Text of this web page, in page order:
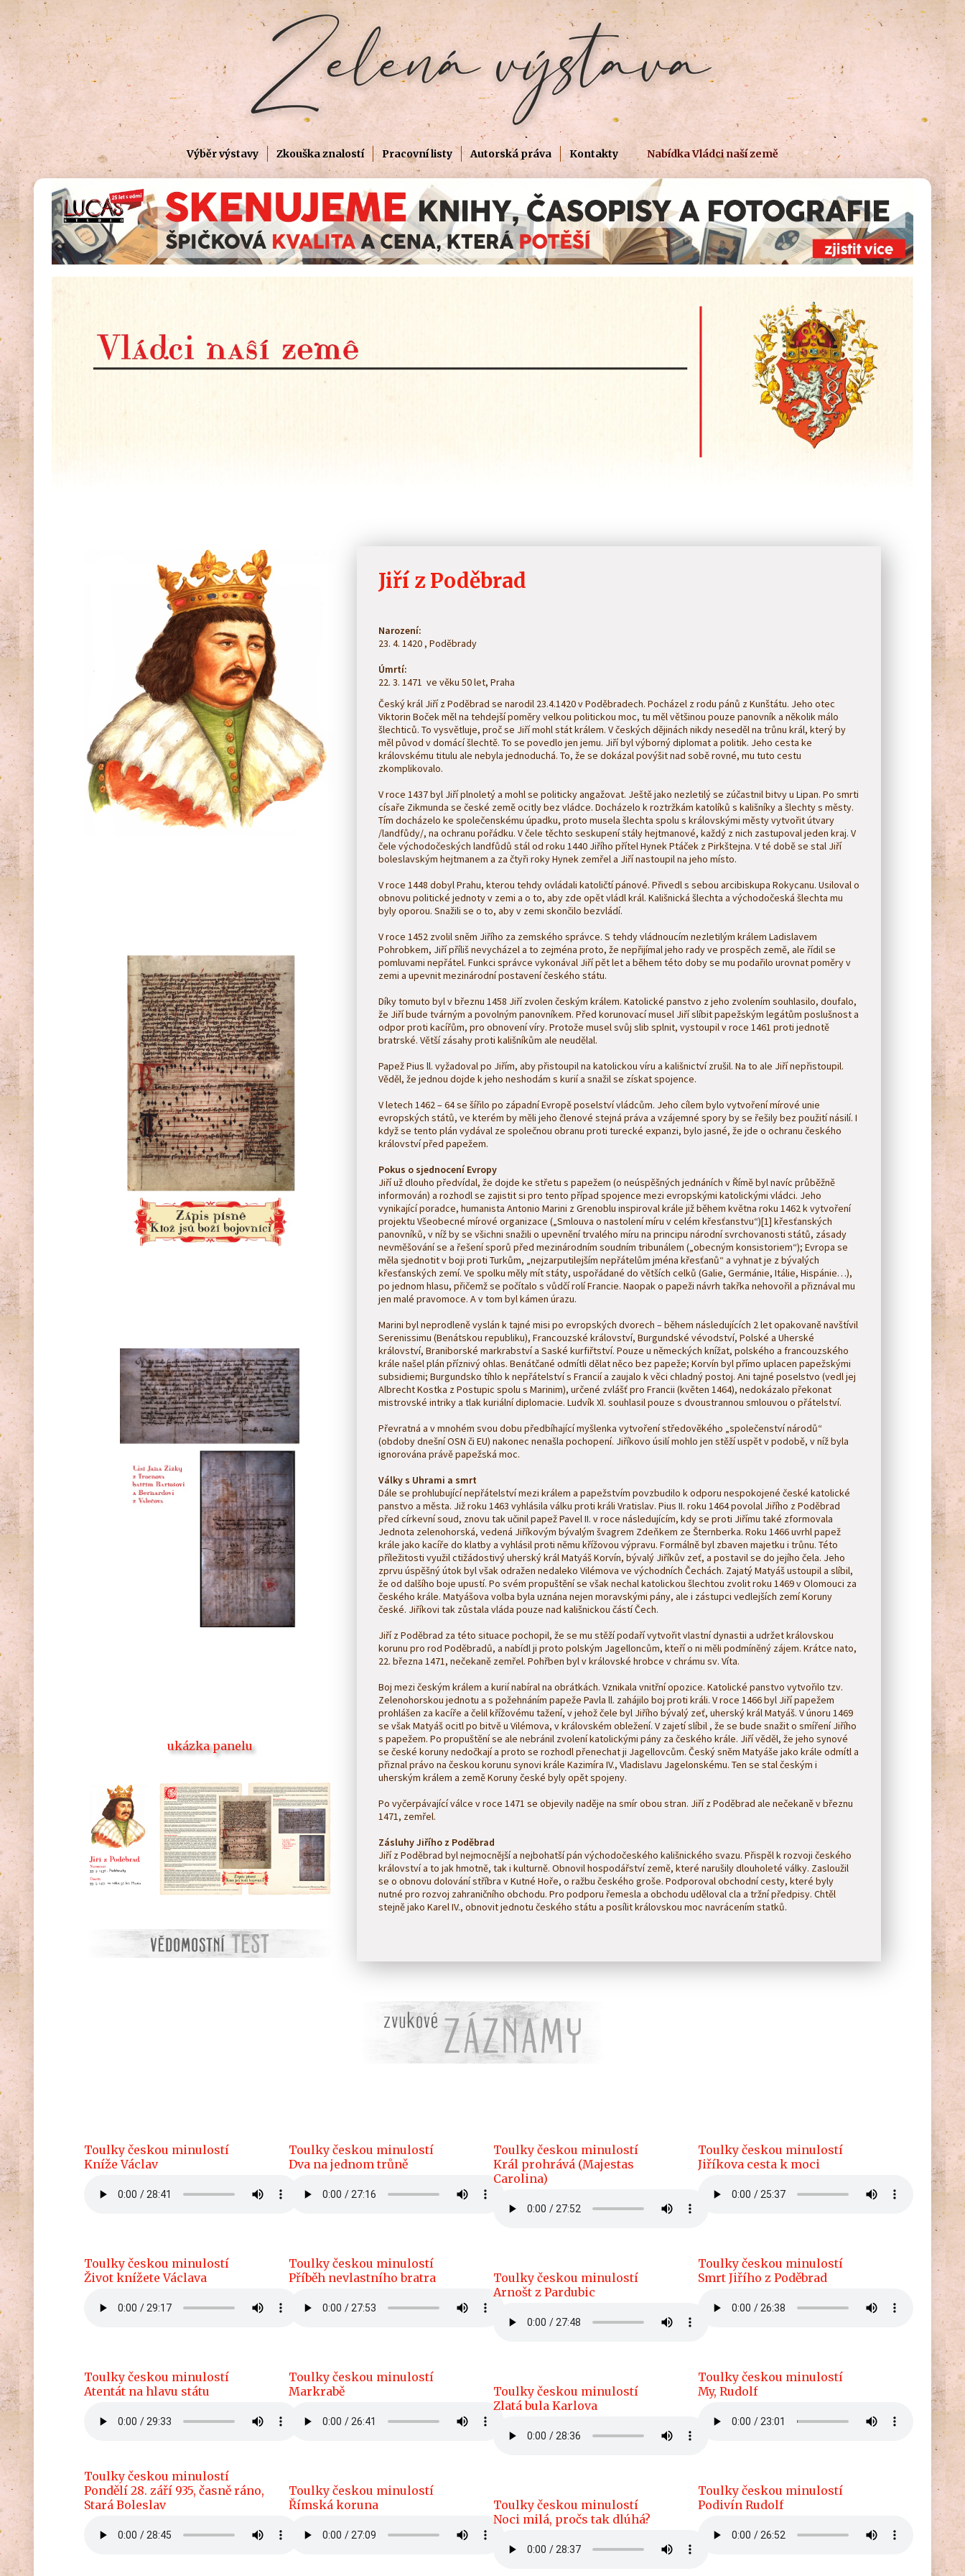
Výběr výstavy Zkouška znalostí Pracovní listy Autorská práva Kontakty Nabídka Vládci naší země
ukázka panelu
Jiří z Poděbrad
Narození:
23. 4. 1420 , Poděbrady
Úmrtí:
22. 3. 1471 ve věku 50 let, Praha
Český král Jiří z Poděbrad se narodil 23.4.1420 v Poděbradech. Pocházel z rodu pánů z Kunštátu. Jeho otec
Viktorin Boček měl na tehdejší poměry velkou politickou moc, tu měl většinou pouze panovník a několik málo
šlechticů. To vysvětluje, proč se Jiří mohl stát králem. V českých dějinách nikdy neseděl na trůnu král, který by
měl původ v domácí šlechtě. To se povedlo jen jemu. Jiří byl výborný diplomat a politik. Jeho cesta ke
královskému titulu ale nebyla jednoduchá. To, že se dokázal povýšit nad sobě rovné, mu tuto cestu
zkomplikovalo.
V roce 1437 byl Jiří plnoletý a mohl se politicky angažovat. Ještě jako nezletilý se zúčastnil bitvy u Lipan. Po smrti
císaře Zikmunda se české země ocitly bez vládce. Docházelo k roztržkám katolíků s kališníky a šlechty s městy.
Tím docházelo ke společenskému úpadku, proto musela šlechta spolu s královskými městy vytvořit útvary
/landfůdy/, na ochranu pořádku. V čele těchto seskupení stály hejtmanové, každý z nich zastupoval jeden kraj. V
čele východočeských landfůdů stál od roku 1440 Jiřího přítel Hynek Ptáček z Pirkštejna. V té době se stal Jiří
boleslavským hejtmanem a za čtyři roky Hynek zemřel a Jiří nastoupil na jeho místo.
V roce 1448 dobyl Prahu, kterou tehdy ovládali katoličtí pánové. Přivedl s sebou arcibiskupa Rokycanu. Usiloval o
obnovu politické jednoty v zemi a o to, aby zde opět vládl král. Kališnická šlechta a východočeská šlechta mu
byly oporou. Snažili se o to, aby v zemi skončilo bezvládí.
V roce 1452 zvolil sněm Jiřího za zemského správce. S tehdy vládnoucím nezletilým králem Ladislavem
Pohrobkem, Jiří příliš nevycházel a to zejména proto, že nepřijímal jeho rady ve prospěch země, ale řídil se
pomluvami nepřátel. Funkci správce vykonával Jiří pět let a během této doby se mu podařilo urovnat poměry v
zemi a upevnit mezinárodní postavení českého státu.
Díky tomuto byl v březnu 1458 Jiří zvolen českým králem. Katolické panstvo z jeho zvolením souhlasilo, doufalo,
že Jiří bude tvárným a povolným panovníkem. Před korunovací musel Jiří slíbit papežským legátům poslušnost a
odpor proti kacířům, pro obnovení víry. Protože musel svůj slib splnit, vystoupil v roce 1461 proti jednotě
bratrské. Větší zásahy proti kališníkům ale neudělal.
Papež Pius ll. vyžadoval po Jiřím, aby přistoupil na katolickou víru a kališnictví zrušil. Na to ale Jiří nepřistoupil.
Věděl, že jednou dojde k jeho neshodám s kurií a snažil se získat spojence.
V letech 1462 – 64 se šířilo po západní Evropě poselství vládcům. Jeho cílem bylo vytvoření mírové unie
evropských států, ve kterém by měli jeho členové stejná práva a vzájemné spory by se řešily bez použití násilí. I
když se tento plán vydával ze společnou obranu proti turecké expanzi, bylo jasné, že jde o ochranu českého
království před papežem.
Pokus o sjednocení Evropy
Jiří už dlouho předvídal, že dojde ke střetu s papežem (o neúspěšných jednáních v Římě byl navíc průběžně
informován) a rozhodl se zajistit si pro tento případ spojence mezi evropskými katolickými vládci. Jeho
vynikající poradce, humanista Antonio Marini z Grenoblu inspiroval krále již během května roku 1462 k vytvoření
projektu Všeobecné mírové organizace („Smlouva o nastolení míru v celém křesťanstvu“)[1] křesťanských
panovníků, v níž by se všichni snažili o upevnění trvalého míru na principu národní svrchovanosti států, zásady
nevměšování se a řešení sporů před mezinárodním soudním tribunálem („obecným konsistoriem“); Evropa se
měla sjednotit v boji proti Turkům, „nejzarputilejším nepřátelům jména křesťanů“ a vyhnat je z bývalých
křesťanských zemí. Ve spolku měly mít státy, uspořádané do větších celků (Galie, Germánie, Itálie, Hispánie…),
po jednom hlasu, přičemž se počítalo s vůdčí rolí Francie. Naopak o papeži návrh takřka nehovořil a přiznával mu
jen malé pravomoce. A v tom byl kámen úrazu.
Marini byl neprodleně vyslán k tajné misi po evropských dvorech – během následujících 2 let opakovaně navštívil
Serenissimu (Benátskou republiku), Francouzské království, Burgundské vévodství, Polské a Uherské
království, Braniborské markrabství a Saské kurfiřtství. Pouze u německých knížat, polského a francouzského
krále našel plán příznivý ohlas. Benátčané odmítli dělat něco bez papeže; Korvín byl přímo uplacen papežskými
subsidiemi; Burgundsko tíhlo k nepřátelství s Francií a zaujalo k věci chladný postoj. Ani tajné poselstvo (vedl jej
Albrecht Kostka z Postupic spolu s Marinim), určené zvlášť pro Francii (květen 1464), nedokázalo překonat
mistrovské intriky a tlak kuriální diplomacie. Ludvík XI. souhlasil pouze s dvoustrannou smlouvou o přátelství.
Převratná a v mnohém svou dobu předbíhající myšlenka vytvoření středověkého „společenství národů“
(obdoby dnešní OSN či EU) nakonec nenašla pochopení. Jiříkovo úsilí mohlo jen stěží uspět v podobě, v níž byla
ignorována právě papežská moc.
Války s Uhrami a smrt
Dále se prohlubující nepřátelství mezi králem a papežstvím povzbudilo k odporu nespokojené české katolické
panstvo a města. Již roku 1463 vyhlásila válku proti králi Vratislav. Pius II. roku 1464 povolal Jiřího z Poděbrad
před církevní soud, znovu tak učinil papež Pavel II. v roce následujícím, kdy se proti Jiřímu také zformovala
Jednota zelenohorská, vedená Jiříkovým bývalým švagrem Zdeňkem ze Šternberka. Roku 1466 uvrhl papež
krále jako kacíře do klatby a vyhlásil proti němu křížovou výpravu. Formálně byl zbaven majetku i trůnu. Této
příležitosti využil ctižádostivý uherský král Matyáš Korvín, bývalý Jiříkův zeť, a postavil se do jejího čela. Jeho
zprvu úspěšný útok byl však odražen nedaleko Vilémova ve východních Čechách. Zajatý Matyáš ustoupil a slíbil,
že od dalšího boje upustí. Po svém propuštění se však nechal katolickou šlechtou zvolit roku 1469 v Olomouci za
českého krále. Matyášova volba byla uznána nejen moravskými pány, ale i zástupci vedlejších zemí Koruny
české. Jiříkovi tak zůstala vláda pouze nad kališnickou částí Čech.
Jiří z Poděbrad za této situace pochopil, že se mu stěží podaří vytvořit vlastní dynastii a udržet královskou
korunu pro rod Poděbradů, a nabídl ji proto polským Jagelloncům, kteří o ni měli podmíněný zájem. Krátce nato,
22. března 1471, nečekaně zemřel. Pohřben byl v královské hrobce v chrámu sv. Víta.
Boj mezi českým králem a kurií nabíral na obrátkách. Vznikala vnitřní opozice. Katolické panstvo vytvořilo tzv.
Zelenohorskou jednotu a s požehnáním papeže Pavla ll. zahájilo boj proti králi. V roce 1466 byl Jiří papežem
prohlášen za kacíře a čelil křížovému tažení, v jehož čele byl Jiřího bývalý zeť, uherský král Matyáš. V únoru 1469
se však Matyáš ocitl po bitvě u Vilémova, v královském obležení. V zajetí slíbil , že se bude snažit o smíření Jiřího
s papežem. Po propuštění se ale nebránil zvolení katolickými pány za českého krále. Jiří věděl, že jeho synové
se české koruny nedočkají a proto se rozhodl přenechat ji Jagellovcům. Český sněm Matyáše jako krále odmítl a
přiznal právo na českou korunu synovi krále Kazimíra IV., Vladislavu Jagelonskému. Ten se stal českým i
uherským králem a země Koruny české byly opět spojeny.
Po vyčerpávající válce v roce 1471 se objevily naděje na smír obou stran. Jiří z Poděbrad ale nečekaně v březnu
1471, zemřel.
Zásluhy Jiřího z Poděbrad
Jiří z Poděbrad byl nejmocnější a nejbohatší pán východočeského kališnického svazu. Přispěl k rozvoji českého
království a to jak hmotně, tak i kulturně. Obnovil hospodářství země, které narušily dlouholeté války. Zasloužil
se o obnovu dolování stříbra v Kutné Hoře, o ražbu českého groše. Podporoval obchodní cesty, které byly
nutné pro rozvoj zahraničního obchodu. Pro podporu řemesla a obchodu uděloval cla a tržní předpisy. Chtěl
stejně jako Karel IV., obnovit jednotu českého státu a posílit královskou moc navrácením statků.
Toulky českou minulostí
Kníže Václav
Toulky českou minulostí
Život knížete Václava
Toulky českou minulostí
Atentát na hlavu státu
Toulky českou minulostí
Pondělí 28. září 935, časně ráno,
Stará Boleslav
Toulky českou minulostí
Dva na jednom trůně
Toulky českou minulostí
Příběh nevlastního bratra
Toulky českou minulostí
Markrabě
Toulky českou minulostí
Římská koruna
Toulky českou minulostí
Král prohrává (Majestas
Carolina)
Toulky českou minulostí
Arnošt z Pardubic
Toulky českou minulostí
Zlatá bula Karlova
Toulky českou minulostí
Noci milá, pročs tak dlúhá?
Toulky českou minulostí
Jiříkova cesta k moci
Toulky českou minulostí
Smrt Jiřího z Poděbrad
Toulky českou minulostí
My, Rudolf
Toulky českou minulostí
Podivín Rudolf